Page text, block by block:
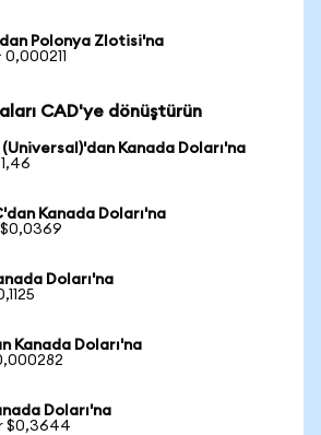
Polonya Zlotisi'na
0,000211
CAD'ye dönüştürün
Kanada Doları'na
Kanada Doları'na
$0,0369
Doları'na
Kanada Doları'na
Doları'na
$0,3644